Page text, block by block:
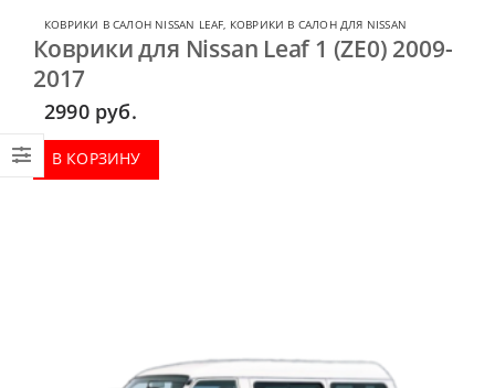
КОВРИКИ В САЛОН NISSAN LEAF КОВРИКИ В САЛОН ДЛЯ NISSAN
Коврики для Nissan Leaf 1 (ZE0) 2009-
2017
2990 руб.
В КОРЗИНУ